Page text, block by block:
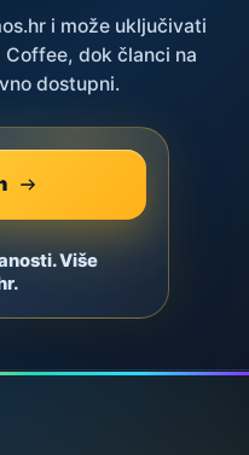
i može uključivati
Coffee, dok članci na
dostupni.
Više